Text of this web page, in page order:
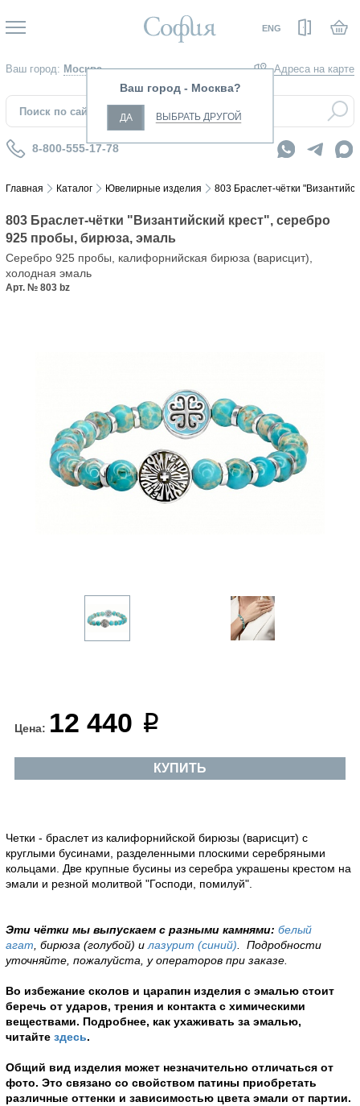
ENG Вход
Ваш город: Москва Адреса на карте
Ваш город - Москва?
ДА ВЫБРАТЬ ДРУГОЙ
8-800-555-17-78
Главная Каталог Ювелирные изделия 803 Браслет-чётки
803 Браслет-чётки "Византийский крест", серебро
925 пробы, бирюза, эмаль
Серебро 925 пробы, калифорнийская бирюза (варисцит),
холодная эмаль
Арт. № 803 bz
Цена: 12 440
КУПИТЬ
Четки - браслет из калифорнийской бирюзы (варисцит) с
круглыми бусинами, разделенными плоскими серебряными
кольцами. Две крупные бусины из серебра украшены крестом на
эмали и резной молитвой "Господи, помилуй".
Эти чётки мы выпускаем с разными камнями: белый
агат, бирюза (голубой) илазурит (синий).
Подробности
уточняйте, пожалуйста, у операторов при заказе.
Во избежание сколов и царапин изделия с эмалью стоит
беречь от ударов, трения и контакта с химическими
веществами. Подробнее, как ухаживать за эмалью,
читайте здесь.
Общий вид изделия может незначительно отличаться от
фото. Это связано со свойством патины приобретать
различные оттенки и зависимостью цвета эмали от партии.